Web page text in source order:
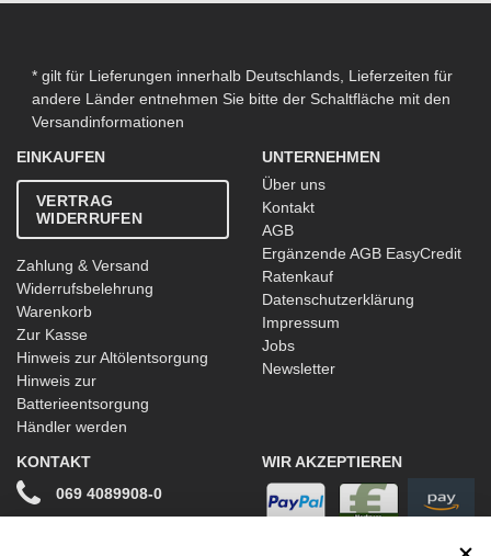
* gilt für Lieferungen innerhalb Deutschlands, Lieferzeiten für
andere Länder entnehmen Sie bitte der Schaltfläche mit den
Versandinformationen
EINKAUFEN
VERTRAG
WIDERRUFEN
Zahlung & Versand
Widerrufsbelehrung
Warenkorb
Zur Kasse
Hinweis zur Altölentsorgung
Hinweis zur
Batterieentsorgung
Händler werden
UNTERNEHMEN
Über uns
Kontakt
AGB
Ergänzende AGB EasyCredit
Ratenkauf
Datenschutzerklärung
Impressum
Jobs
Newsletter
KONTAKT
069 4089908-0
WIR AKZEPTIEREN